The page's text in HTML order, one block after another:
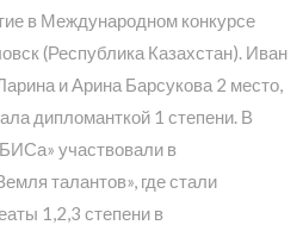
в Международном конкурсе
(Республика Казахстан). Иван
и Арина Барсукова 2 место,
дипломанткой 1 степени. В
участвовали в
талантов», где стали
1,2,3 степени в